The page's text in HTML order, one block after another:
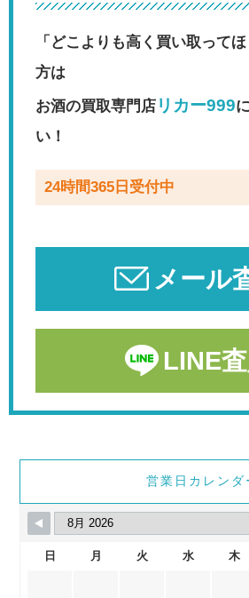
「どこよりも高く買い取って
方は
お酒の買取専門店 リカー999
い！
24時間365日受付中
メール
LINE
営業日カレンダ
日 月 火 水 木